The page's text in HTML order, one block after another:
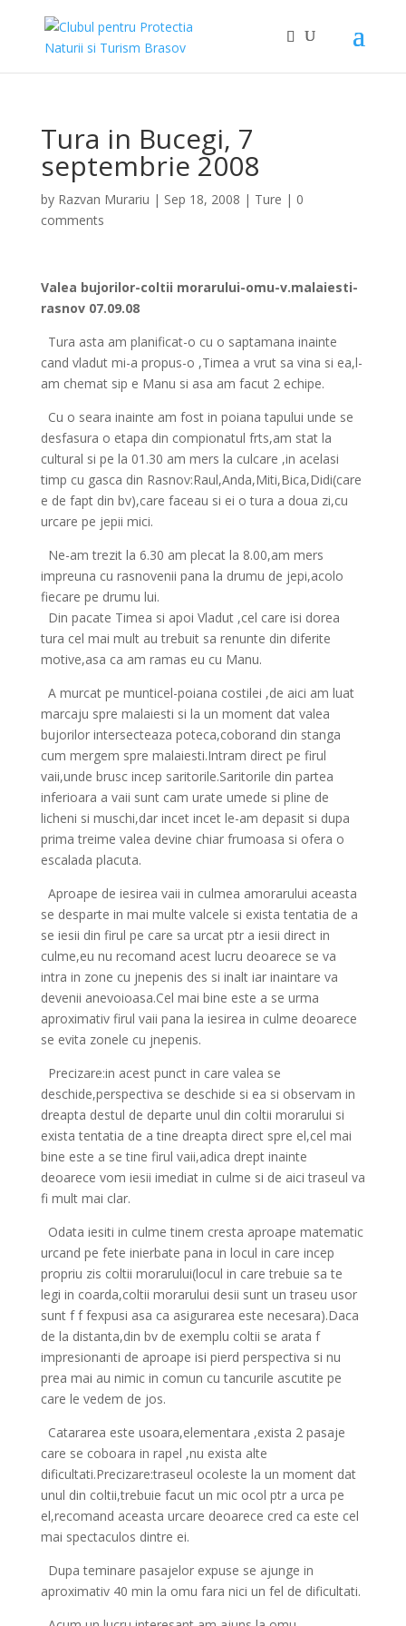
Tura in Bucegi, 7
septembrie 2008
by Razvan Murariu | Sep 18, 2008 | Ture | 0
comments
Valea bujorilor-coltii morarului-omu-v.malaiesti-
rasnov 07.09.08
Tura asta am planificat-o cu o saptamana inainte
cand vladut mi-a propus-o ,Timea a vrut sa vina si ea,l-
am chemat sip e Manu si asa am facut 2 echipe.
Cu o seara inainte am fost in poiana tapului unde se
desfasura o etapa din compionatul frts,am stat la
cultural si pe la 01.30 am mers la culcare ,in acelasi
timp cu gasca din Rasnov:Raul,Anda,Miti,Bica,Didi(care
e de fapt din bv),care faceau si ei o tura a doua zi,cu
urcare pe jepii mici.
Ne-am trezit la 6.30 am plecat la 8.00,am mers
impreuna cu rasnovenii pana la drumu de jepi,acolo
fiecare pe drumu lui.
Din pacate Timea si apoi Vladut ,cel care isi dorea
tura cel mai mult au trebuit sa renunte din diferite
motive,asa ca am ramas eu cu Manu.
A murcat pe munticel-poiana costilei ,de aici am luat
marcaju spre malaiesti si la un moment dat valea
bujorilor intersecteaza poteca,coborand din stanga
cum mergem spre malaiesti.Intram direct pe firul
vaii,unde brusc incep saritorile.Saritorile din partea
inferioara a vaii sunt cam urate umede si pline de
licheni si muschi,dar incet incet le-am depasit si dupa
prima treime valea devine chiar frumoasa si ofera o
escalada placuta.
Aproape de iesirea vaii in culmea amorarului aceasta
se desparte in mai multe valcele si exista tentatia de a
se iesii din firul pe care sa urcat ptr a iesii direct in
culme,eu nu recomand acest lucru deoarece se va
intra in zone cu jnepenis des si inalt iar inaintare va
devenii anevoioasa.Cel mai bine este a se urma
aproximativ firul vaii pana la iesirea in culme deoarece
se evita zonele cu jnepenis.
Precizare:in acest punct in care valea se
deschide,perspectiva se deschide si ea si observam in
dreapta destul de departe unul din coltii morarului si
exista tentatia de a tine dreapta direct spre el,cel mai
bine este a se tine firul vaii,adica drept inainte
deoarece vom iesii imediat in culme si de aici traseul va
fi mult mai clar.
Odata iesiti in culme tinem cresta aproape matematic
urcand pe fete inierbate pana in locul in care incep
propriu zis coltii morarului(locul in care trebuie sa te
legi in coarda,coltii morarului desii sunt un traseu usor
sunt f f fexpusi asa ca asigurarea este necesara).Daca
de la distanta,din bv de exemplu coltii se arata f
impresionanti de aproape isi pierd perspectiva si nu
prea mai au nimic in comun cu tancurile ascutite pe
care le vedem de jos.
Catararea este usoara,elementara ,exista 2 pasaje
care se coboara in rapel ,nu exista alte
dificultati.Precizare:traseul ocoleste la un moment dat
unul din coltii,trebuie facut un mic ocol ptr a urca pe
el,recomand aceasta urcare deoarece cred ca este cel
mai spectaculos dintre ei.
Dupa teminare pasajelor expuse se ajunge in
aproximativ 40 min la omu fara nici un fel de dificultati.